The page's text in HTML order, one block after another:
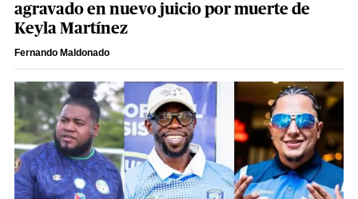
agravado en nuevo juicio por muerte de
Keyla Martínez
Fernando Maldonado